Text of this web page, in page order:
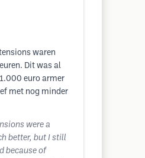
waren
Dit was al
euro armer
met nog minder
were a
better, but I still
because of